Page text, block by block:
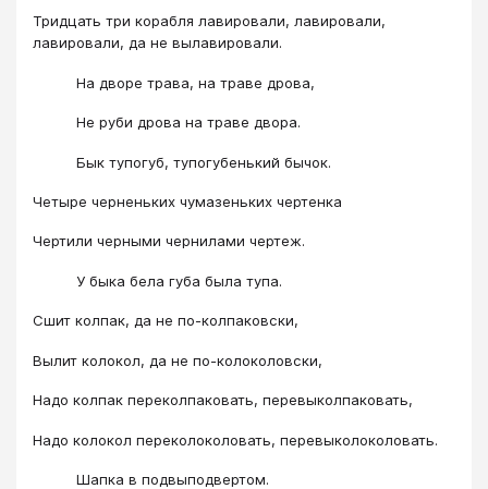
Тридцать три корабля лавировали, лавировали,
лавировали, да не вылавировали.
На дворе трава, на траве дрова,
Не руби дрова на траве двора.
Бык тупогуб, тупогубенький бычок.
​​​​​​​​​​​​​​​​​​​​​Четыре черненьких чумазеньких чертенка
Чертили черными чернилами чертеж.
У быка бела губа была тупа.
Сшит колпак, да не по-колпаковски,
Вылит колокол, да не по-колоколовски,
Надо колпак переколпаковать, перевыколпаковать,
Надо колокол переколоколовать, перевыколоколовать.
Шапка в подвыподвертом.